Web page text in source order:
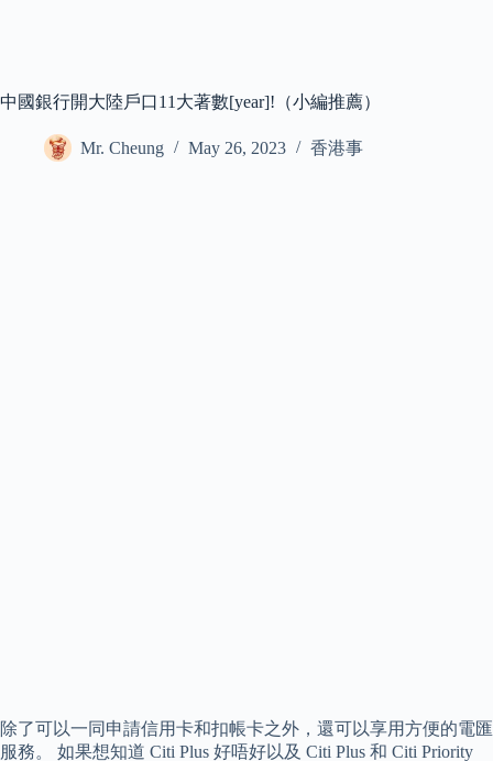
中國銀行開大陸戶口11大著數[year]!（小編推薦）
Mr. Cheung May 26, 2023 香港事
除了可以一同申請信用卡和扣帳卡之外，還可以享用方便的電匯
服務。 如果想知道 Citi Plus 好唔好以及 Citi Plus 和 Citi Priority